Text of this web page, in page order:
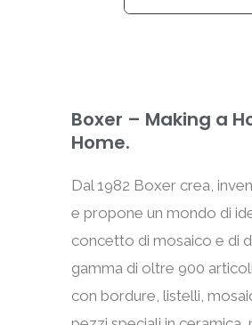
Boxer – Making a
Home.
Dal 1982 Boxer crea,
e propone un mondo di
concetto di mosaico e di
gamma di oltre 900
con bordure, listelli,